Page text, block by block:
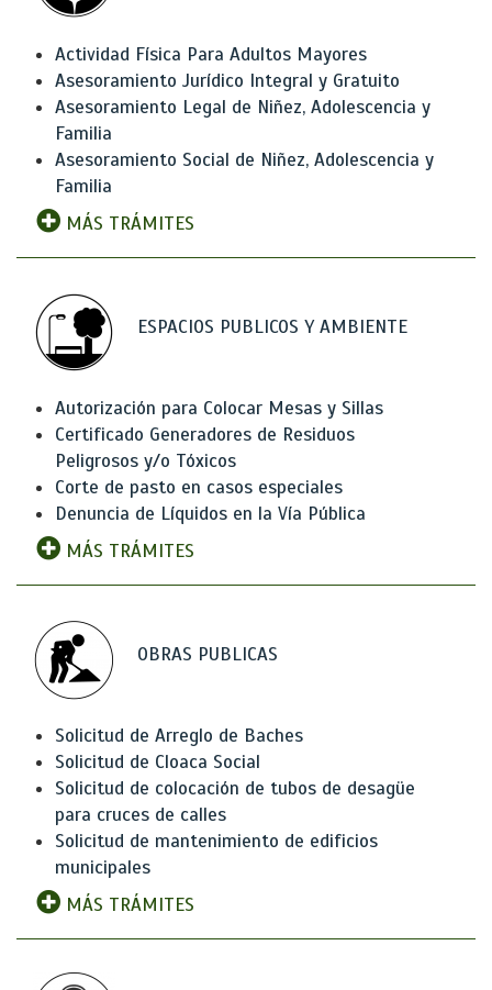
Actividad Física Para Adultos Mayores
Asesoramiento Jurídico Integral y Gratuito
Asesoramiento Legal de Niñez, Adolescencia y
Familia
Asesoramiento Social de Niñez, Adolescencia y
Familia
MÁS TRÁMITES
ESPACIOS PUBLICOS Y AMBIENTE
Autorización para Colocar Mesas y Sillas
Certificado Generadores de Residuos
Peligrosos y/o Tóxicos
Corte de pasto en casos especiales
Denuncia de Líquidos en la Vía Pública
MÁS TRÁMITES
OBRAS PUBLICAS
Solicitud de Arreglo de Baches
Solicitud de Cloaca Social
Solicitud de colocación de tubos de desagüe
para cruces de calles
Solicitud de mantenimiento de edificios
municipales
MÁS TRÁMITES